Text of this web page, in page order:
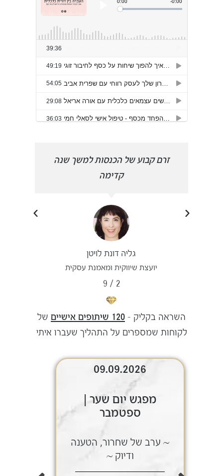
זרם קבוע של הכנסות למשך שנה
קדימה
גליה דונת לויטן
יועצת שיווקית ומאמנת עסקית
2
/
9
השראה בקליק – 120 שיתופים אישיים
של
לקוחות שמספרים על התהליך שעברו איתי
09.09.2026
מפגש יום שער |
ספטמבר
~ ערב של שחרור, הטענה
ודיוק ~